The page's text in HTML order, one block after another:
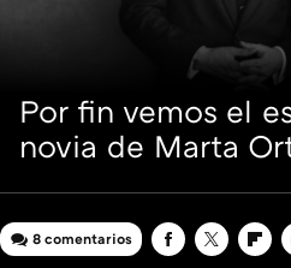
Por fin vemos el
novia de Marta
8 comentarios